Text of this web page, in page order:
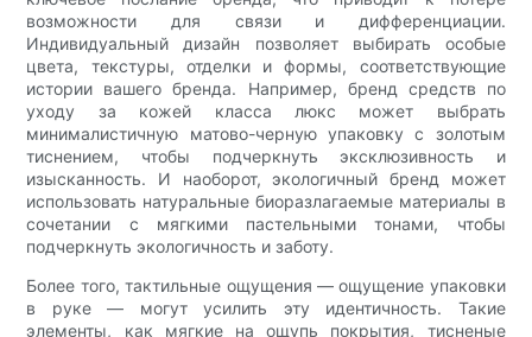
возможности для связи и дифференциации.
Индивидуальный дизайн позволяет выбирать особые
цвета, текстуры, отделки и формы, соответствующие
истории вашего бренда. Например, бренд средств по
уходу за кожей класса люкс может выбрать
минималистичную матово-черную упаковку с золотым
тиснением, чтобы подчеркнуть эксклюзивность и
изысканность. И наоборот, экологичный бренд может
использовать натуральные биоразлагаемые материалы в
сочетании с мягкими пастельными тонами, чтобы
подчеркнуть экологичность и заботу.
Более того, тактильные ощущения — ощущение упаковки
в руке — могут усилить эту идентичность. Такие
элементы, как мягкие на ощупь покрытия, тисненые